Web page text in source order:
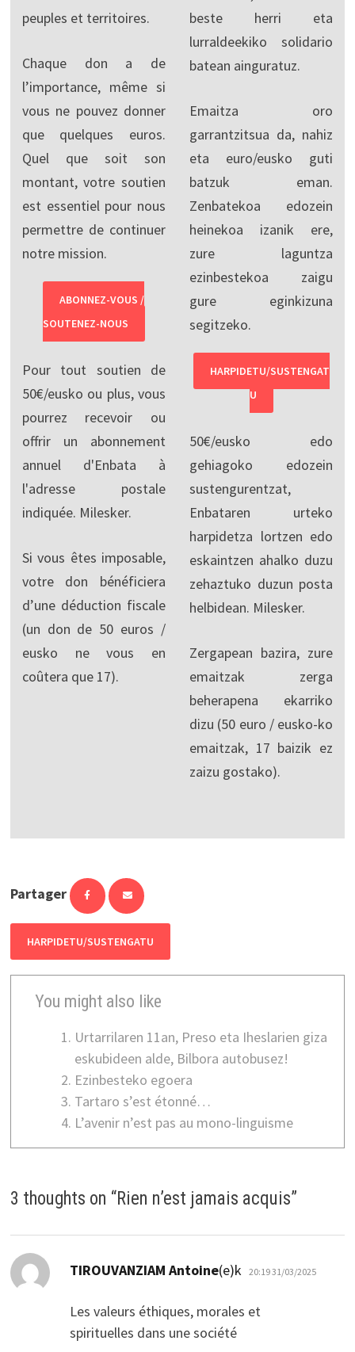
peuples et territoires.
Chaque don a de
l’importance, même si
vous ne pouvez donner
que quelques euros.
Quel que soit son
montant, votre soutien
est essentiel pour nous
permettre de continuer
notre mission.
ABONNEZ-VOUS /
SOUTENEZ-NOUS
Pour tout soutien de
50€/eusko ou plus, vous
pourrez recevoir ou
offrir un abonnement
annuel d'Enbata à
l'adresse postale
indiquée. Milesker.
Si vous êtes imposable,
votre don bénéficiera
d’une déduction fiscale
(un don de 50 euros /
eusko ne vous en
coûtera que 17).
beste herri eta
lurraldeekiko solidario
batean ainguratuz.
Emaitza oro
garrantzitsua da, nahiz
eta euro/eusko guti
batzuk eman.
Zenbatekoa edozein
heinekoa izanik ere,
zure laguntza
ezinbestekoa zaigu
gure eginkizuna
segitzeko.
HARPIDETU/SUSTENGAT
U
50€/eusko edo
gehiagoko edozein
sustengurentzat,
Enbataren urteko
harpidetza lortzen edo
eskaintzen ahalko duzu
zehaztuko duzun posta
helbidean. Milesker.
Zergapean bazira, zure
emaitzak zerga
beherapena ekarriko
dizu (50 euro / eusko-ko
emaitzak, 17 baizik ez
zaizu gostako).
Partager
HARPIDETU/SUSTENGATU
You might also like
Urtarrilaren 11an, Preso eta Iheslarien giza
eskubideen alde, Bilbora autobusez!
Ezinbesteko egoera
Tartaro s’est étonné…
L’avenir n’est pas au mono-linguisme
3 thoughts on “Rien n’est jamais acquis”
TIROUVANZIAM Antoine(e)k dio:
20:19 31/03/2025
Les valeurs éthiques, morales et
spirituelles dans une société